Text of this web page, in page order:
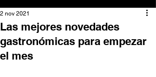
Las mejores novedades
gastronómicas para empezar
el mes
2 nov 2021